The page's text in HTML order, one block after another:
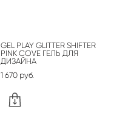
GEL PLAY GLITTER SHIFTER
PINK COVE ГЕЛЬ ДЛЯ
ДИЗАЙНА
1 670 pуб.